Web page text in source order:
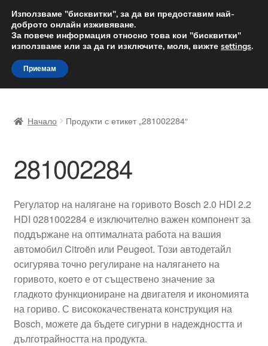
ДОСТАВКА от 12 лв.
Доставка по целия свят
Skip
to
navigation
Skip
to
content
Доставка по целия свят
Жалби
Количка
Контакт
Моята сметка
Плащанията
Начало Продукти с етикет „281002284“
281002284
Регулатор на налягане на горивото Bosch 2.0 HDI 2.2
HDI 0281002284 е изключително важен компонент за
поддържане на оптималната работа на вашия
автомобил Citroën или Peugeot. Този автодетайл
осигурява точно регулиране на налягането на
горивото, което е от съществено значение за
гладкото функциониране на двигателя и икономията
на гориво. С висококачествената конструкция на
Bosch, можете да бъдете сигурни в надеждността и
дълготрайността на продукта.
Използваме "бисквитки", за да ви предоставим най-
доброто онлайн изживяване.
За повече информация относно това кои "бисквитки"
използваме или за да ги изключите, моля, вижте settings.
Приемам